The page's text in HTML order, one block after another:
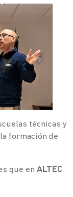
técnicas y
formación de
que en ALTEC